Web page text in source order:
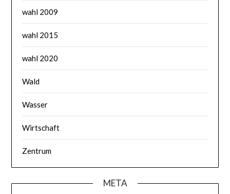
wahl 2009
wahl 2015
wahl 2020
Wald
Wasser
Wirtschaft
Zentrum
META